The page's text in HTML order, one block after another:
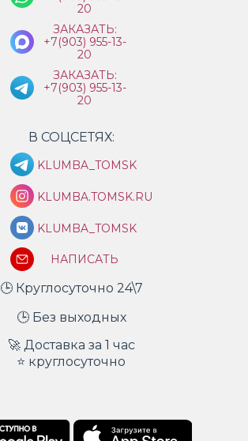
20
ЗАКАЗАТЬ:
+7(903) 955-13-
20
ЗАКАЗАТЬ:
+7(903) 955-13-
20
В СОЦСЕТЯХ:
KLUMBA_TOMSK
KLUMBA.TOMSK.RU
KLUMBA_TOMSK
НАПИСАТЬ
🕒 Круглосуточно 24\7
🕒 Без выходных
🚀 Доставка за 1 час
⭐ круглосуточно